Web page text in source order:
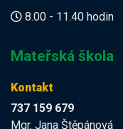
8.00 - 11.40 hodin
Mateřská škola
Kontakt
737 159 679
Mgr. Jana Štěpánová